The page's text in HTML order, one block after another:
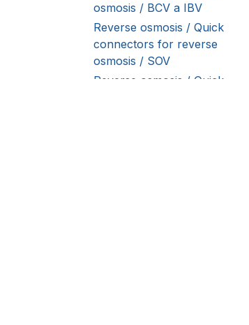
osmosis / BCV a IBV
Reverse osmosis / Quick
connectors for reverse
osmosis / SOV
Reverse osmosis / Quick